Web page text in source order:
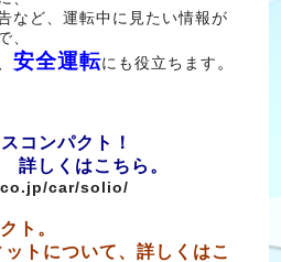
など、運転中に見たい情報が
、
安全運転にも役立ちます 。
コンパクト！
詳しくはこちら。
car/solio/
ト。
トについて、詳しくはこ